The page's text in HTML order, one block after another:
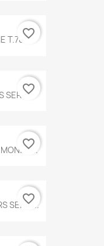
T.785favorite_border
SERIE...
favorite_border
favorite_border
SERIE...
favorite_border